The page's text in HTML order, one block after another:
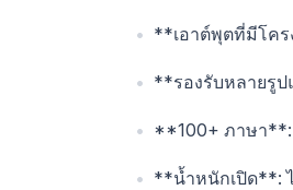
**เอาต์พุตที่มีโคร
**รองรับหลายรูป
**100+ ภาษา**:
**น้ำหนักเปิด**: